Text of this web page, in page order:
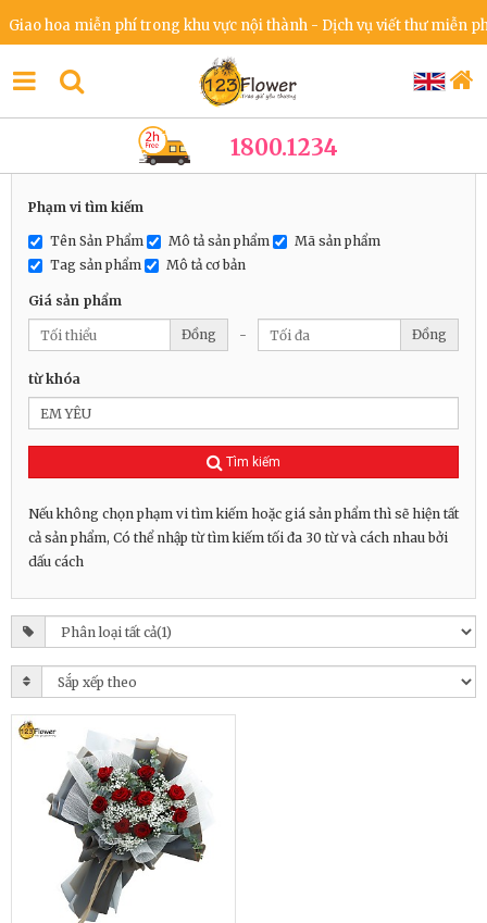
hoa miễn phí trong khu vực nội thành - Dịch vụ viết thư miễn
1800.1234
Phạm vi tìm kiếm
Tên Sản Phẩm Mô tả sản phẩm
Mã sản phẩm
Tag sản phẩm
Mô tả cơ bản
Giá sản phẩm
Đồng - Đồng
từ khóa
Tìm kiếm
Nếu không chọn phạm vi tìm kiếm hoặc giá sản phẩm thì sẽ hiện tất
cả sản phẩm, Có thể nhập từ tìm kiếm tối đa 30 từ và cách nhau bởi
dấu cách